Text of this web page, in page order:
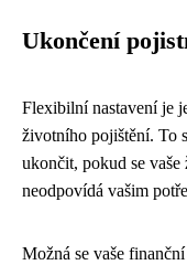
Ukončení
Flexibilní nastavení je
životního pojištění. To
ukončit, pokud se
neodpovídá vašim
Možná se vaše